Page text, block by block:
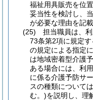
福祉用具販売を位
妥当性を検討し、
が必要な理由を記
(25)
担当職員は、
73条第2項に規定
の規定による指定
は地域密着型介護
ある場合には、利
に係る介護予防サ
スの種類について
む。)を説明し、理